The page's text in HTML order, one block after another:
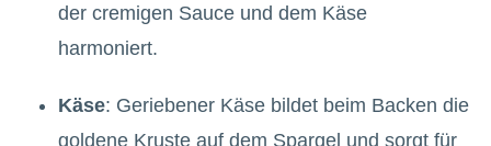
der cremigen Sauce und dem Käse
harmoniert.
Käse: Geriebener Käse bildet beim Backen die
goldene Kruste auf dem Spargel und sorgt für